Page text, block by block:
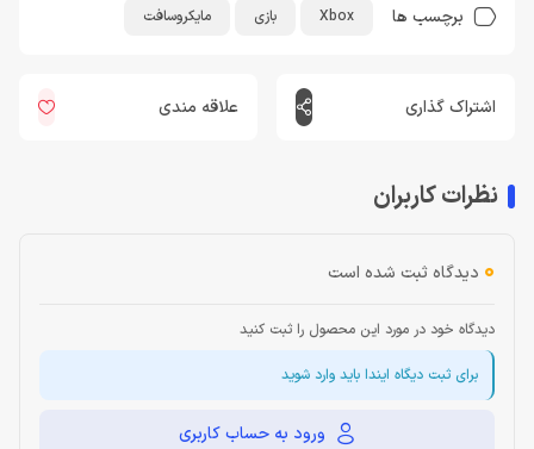
برچسب ها Xbox بازی مایکروسافت
اشتراک گذاری علاقه مندی
نظرات کاربران
0 دیدگاه ثبت شده است
دیدگاه خود در مورد این محصول را ثبت کنید
برای ثبت دیگاه ایندا باید وارد شوید
ورود به حساب کاربری